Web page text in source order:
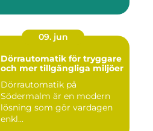
09. jun
Dörrautomatik för tryggare
och mer tillgängliga miljöer
Dörrautomatik på
Södermalm är en modern
lösning som gör vardagen
enkl...